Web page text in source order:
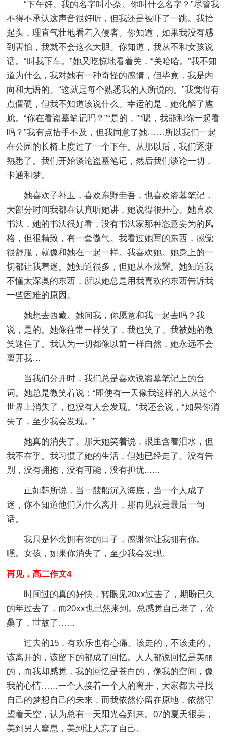
“下午好。我的名字叫小奈。你叫什么名字？”尽管我
不得不承认这声音很好听，但我还是被吓了一跳。我抬
起头，理直气壮地看着入侵者。你知道，如果我没有感
到害怕，我就不会这么大胆。你知道，我从不和女孩说
话。“叫我下车。”她又吃惊地看着关，“关哈哈。”我不知
道为什么，我对她有一种奇怪的感情，但毕竟，我是内
向和无语的。“这就是每个熟悉我的人所说的。”我觉得有
点僵硬，但我不知道该说什么。幸运的是，她化解了尴
尬。“你在看盗墓笔记吗？”“是的，”“嗯，我能和你一起看
吗？”我有点措手不及，但我同意了她……所以我们一起
在公园的长椅上度过了一个下午。从那以后，我们逐渐
熟悉了。我们开始谈论盗墓笔记，然后我们谈论一切，
卡通和梦。
她喜欢子补玉，喜欢东野圭吾，也喜欢盗墓笔记，
大部分时间我都在认真听她讲，她说得很开心。她喜欢
书法，她的书法很好看，没有书法家那种恣意妄为的风
格，但很精致，有一套傲气。我看过她写的东西，感觉
很舒服，就像和她在一起一样。我喜欢她。她身上的一
切都让我着迷。她知道很多，但她从不炫耀。她知道我
不懂太深奥的东西，所以她总是用我喜欢的东西告诉我
一些困难的原因。
她想去西藏。她问我，你愿意和我一起去吗？我
说，是的。她像往常一样笑了，我也笑了。我被她的微
笑迷住了。我认为一切都像以前一样自然，她永远不会
离开我…
当我们分开时，我们总是喜欢说盗墓笔记上的台
词。她总是微笑着说：“即使有一天像我这样的人从这个
世界上消失了，也没有人会发现。”我还会说，“如果你消
失了，至少我会发现。”
她真的消失了。那天她笑着说，眼里含着泪水，但
我不在乎。我习惯了她的生活，但她已经走了。没有告
别，没有拥抱，没有可能，没有担忧......
正如韩所说，当一艘船沉入海底，当一个人成了
迷，你不知道他们为什么离开，那再见就是最后一句
话。
我只是怀念拥有你的日子，感谢你让我拥有你。
嘿。女孩，如果你消失了，至少我会发现。
再见，高二作文4
时间过的真的好快，转眼见20xx过去了，期盼已久
的年过去了，而20xx也已然来到。总感觉自己老了，沧
桑了，世故了……
过去的15，有欢乐也有心痛。该走的，不该走的，
该离开的，该留下的都成了回忆。人人都说回忆是美丽
的，而我却感觉，我的回忆是苍白的，像我的空间，像
我的心情……一个人接着一个人的离开，大家都去寻找
自己的梦想自己的未来，而我依然停留在原地，依然守
望着天空，认为总有一天阳光会到来。07的夏天很美，
美到另人窒息，美到让人忘了自己。